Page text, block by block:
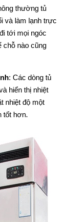
thường tủ
và làm lạnh trực
tới mọi ngóc
chỗ nào cũng
: Các dòng tủ
hiển thị nhiệt
nhiệt độ một
tốt hơn.